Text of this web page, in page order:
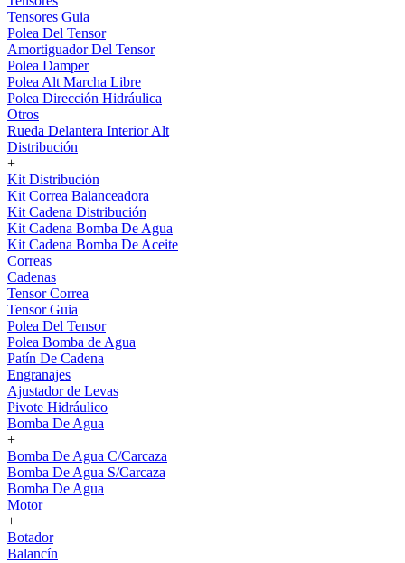
Tensores Guia
Polea Del Tensor
Amortiguador Del Tensor
Polea Damper
Polea Alt Marcha Libre
Polea Dirección Hidráulica
Otros
Rueda Delantera Interior Alt
Distribución
+
Kit Distribución
Kit Correa Balanceadora
Kit Cadena Distribución
Kit Cadena Bomba De Agua
Kit Cadena Bomba De Aceite
Correas
Cadenas
Tensor Correa
Tensor Guia
Polea Del Tensor
Polea Bomba de Agua
Patín De Cadena
Engranajes
Ajustador de Levas
Pivote Hidráulico
Bomba De Agua
+
Bomba De Agua C/Carcaza
Bomba De Agua S/Carcaza
Bomba De Agua
Motor
+
Botador
Balancín